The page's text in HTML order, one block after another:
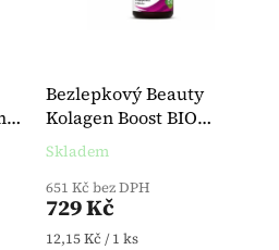
je 5,0 z 5 hvězdiček.
Bezlepkový Beauty
Kolagen Boost BIO
veganský 60 tablet - GSE
Průměrné hodnocení produktu
Skladem
651 Kč bez DPH
729 Kč
Měrná cena:
12,15 Kč / 1 ks